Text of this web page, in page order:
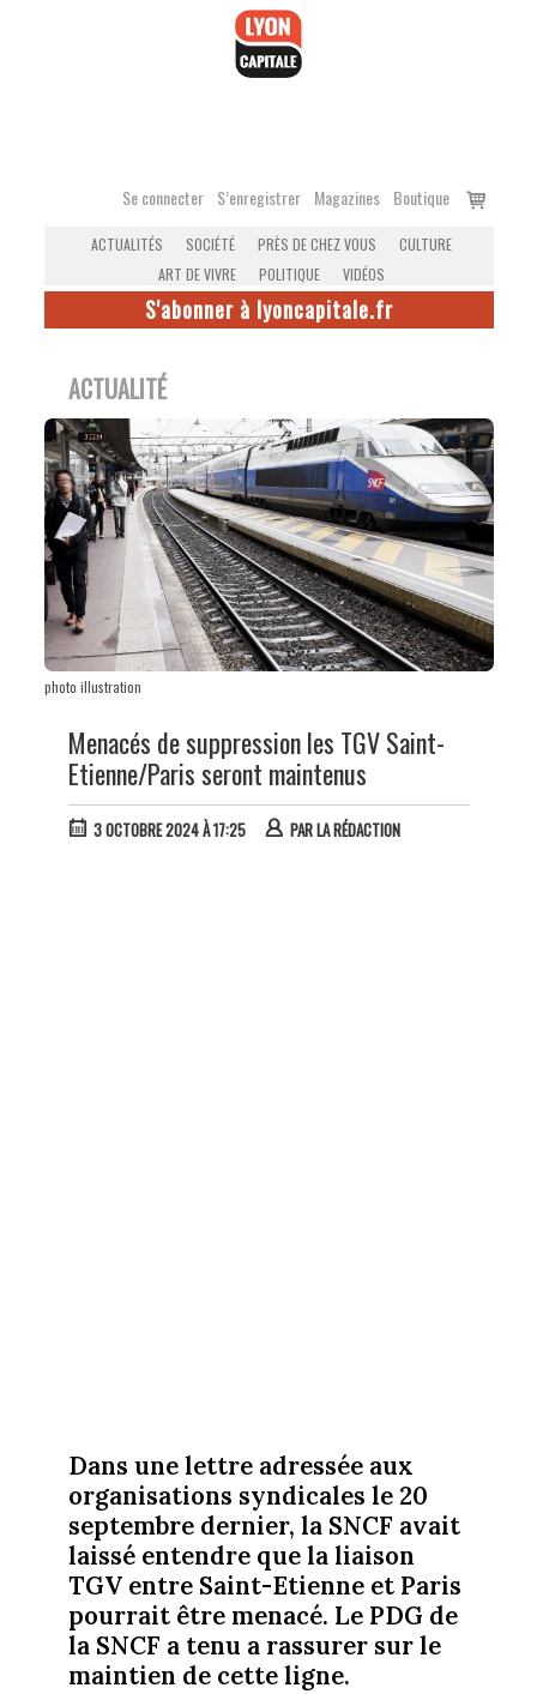
Se connecter S’enregistrer Magazines Boutique
Voir
ACTUALITÉS SOCIÉTÉ PRÈS DE CHEZ VOUS
CULTURE
ART DE VIVRE
POLITIQUE VIDÉOS
S'abonner à lyoncapitale.fr
ACTUALITÉ
photo illustration
Menacés de suppression les TGV Saint-
Etienne/Paris seront maintenus
3 OCTOBRE 2024 À 17:25 PARLA RÉDACTION
Dans une lettre adressée aux
organisations syndicales le 20
septembre dernier, la SNCF avait
laissé entendre que la liaison
TGV entre Saint-Etienne et Paris
pourrait être menacé. Le PDG de
la SNCF a tenu a rassurer sur le
maintien de cette ligne.